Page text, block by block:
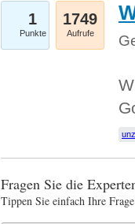
1
Punkte
1749
Aufrufe
Fragen Sie die
Tippen Sie einfach Ihre